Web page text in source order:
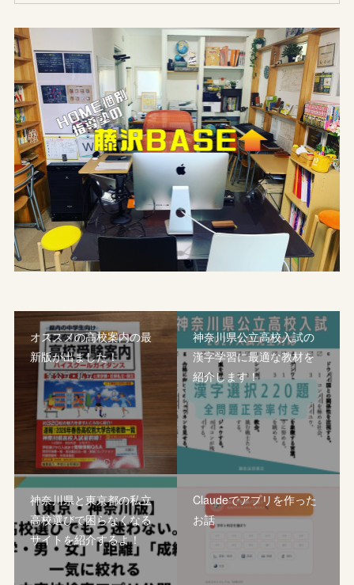
オススメの高校案内の最
新版が出ました！
神奈川県公立高校入試の
漢字学習に最適な教材を
紹介します！
神奈川県と東京都の私立
高校選びで困らなくなる
サイトを紹介するよ！
Claudeでアプリを作った
お話